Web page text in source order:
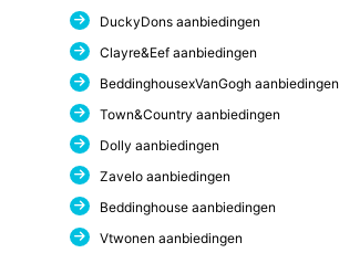
DuckyDons aanbiedingen
Clayre&Eef aanbiedingen
BeddinghousexVanGogh aanbiedingen
Town&Country aanbiedingen
Dolly aanbiedingen
Zavelo aanbiedingen
Beddinghouse aanbiedingen
Vtwonen aanbiedingen